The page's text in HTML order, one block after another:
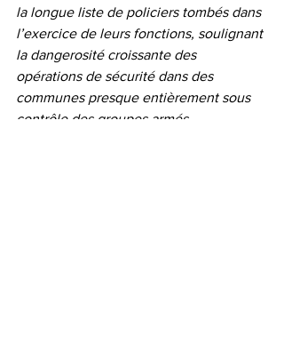
la longue liste de policiers tombés dans
l’exercice de leurs fonctions, soulignant
la dangerosité croissante des
opérations de sécurité dans des
communes presque entièrement sous
contrôle des groupes armés.